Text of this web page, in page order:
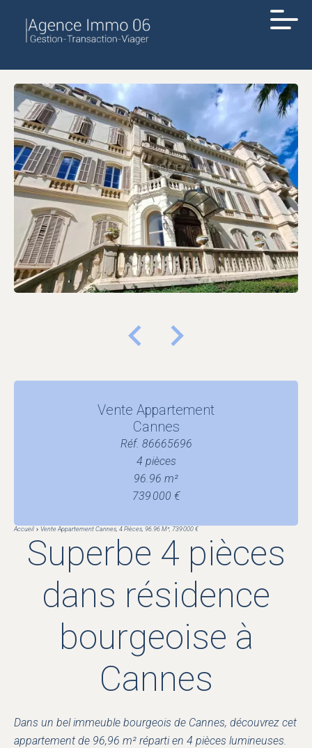
Vente Appartement
Cannes
Réf. 86665696
4 pièces
96.96 m²
739 000 €
Accueil Vente Appartement Cannes, 4 Pièces, 96.96 M², 739 000 €
Superbe 4 pièces
dans résidence
bourgeoise à
Cannes
Dans un bel immeuble bourgeois de Cannes, découvrez cet
appartement de 96,96 m² réparti en 4 pièces lumineuses.